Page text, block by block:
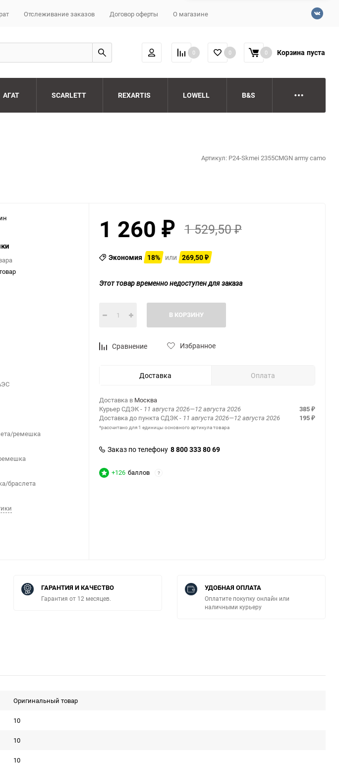
Отслеживание заказов Договор оферты О магазине
0 0 0 Корзина пуста
АГАТ SCARLETT REXARTIS LOWELL B&S
Артикул: P24-Skmei 2355CMGN army camo
ремешка
браслета
1 260 ₽ 1 529,50₽
Экономия 18% или 269,50 ₽
Этот товар временно недоступен для заказа
В КОРЗИНУ
Сравнение Избранное
Доставка Оплата
Доставка в Москва
Курьер СДЭК- 11 августа 2026—12 августа 2026 385 ₽
Доставка до пункта СДЭК- 11 августа 2026—12 августа 2026 195 ₽
*рассчитано для 1 единицы основного артикула товара
Заказ по телефону 8 800 333 80 69
+126 баллов ?
ГАРАНТИЯ И КАЧЕСТВО
Гарантия от 12 месяцев.
УДОБНАЯ ОПЛАТА
Оплатите покупку онлайн или
наличными курьеру
Оригинальный товар
10
10
10